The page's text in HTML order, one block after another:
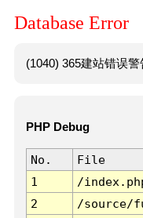
Database Error
(1040) 365建站错误
PHP Debug
No. File
1
/
2
/source/